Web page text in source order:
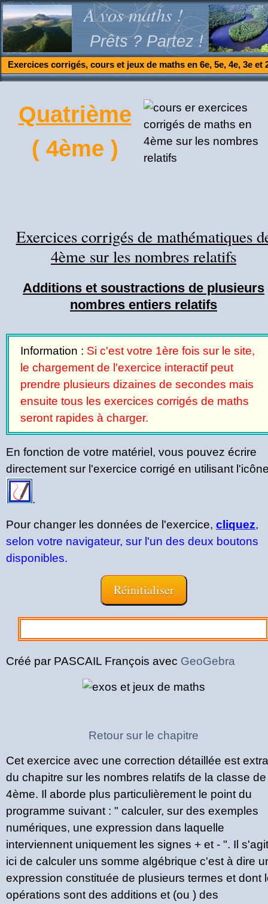
A vos maths !
Prêts ? Partez !
Exercices corrigés, cours et jeux de maths en 6e, 5e, 4e, 3e et
Quatrième
( 4ème )
Exercices corrigés de mathématiques
4ème sur les nombres relatifs
Additions et soustractions de plusieurs
nombres entiers relatifs
Information : Si c'est votre 1ère fois sur le site,
le chargement de l'exercice interactif peut
prendre plusieurs dizaines de secondes mais
ensuite tous les exercices corrigés de maths
seront rapides à charger.
En fonction de votre matériel, vous pouvez écrire
directement sur l'exercice corrigé en utilisant
.
Pour changer les données de l'exercice, cliquez,
selon votre navigateur, sur l'un des deux boutons
disponibles.
Créé par PASCAIL François avec GeoGebra
Retour sur le chapitre
Cet exercice avec une correction détaillée est
du chapitre sur les nombres relatifs de la classe de
4ème. Il aborde plus particulièrement le point du
programme suivant : " calculer, sur des exemples
numériques, une expression dans laquelle
interviennent uniquement les signes + et - ". Il s'agit
ici de calculer uns somme algébrique c'est à dire
expression constituée de plusieurs termes et dont
opérations sont des additions et (ou ) des